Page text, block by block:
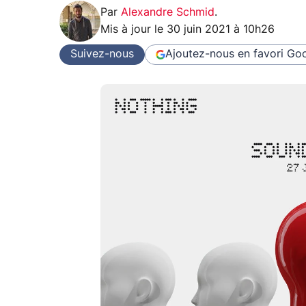
Par Alexandre Schmid.
Mis à jour le 30 juin 2021 à 10h26
Suivez-nous Ajoutez-nous en favori